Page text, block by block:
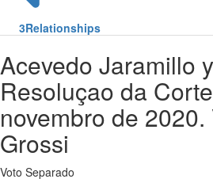
3Relationships
Acevedo Jaramillo
Resoluçao da
novembro de 2020.
Grossi
Voto Separado